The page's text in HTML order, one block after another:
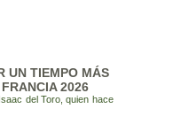
UN TIEMPO MÁS
2026
del Toro, quien hace